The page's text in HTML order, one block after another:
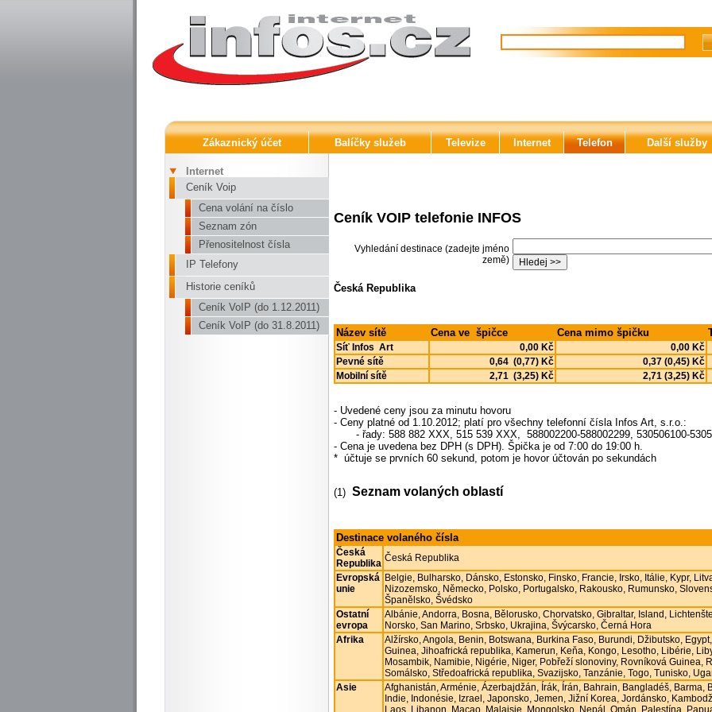
Zákaznický účet Balíčky služeb Televize Internet Telefon Další služby
Internet
Ceník Voip
Cena volání na číslo
Seznam zón
Přenositelnost čísla
IP Telefony
Historie ceníků
Ceník VoIP (do 1.12.2011)
Ceník VoIP (do 31.8.2011)
Ceník VOIP telefonie INFOS
Vyhledání destinace (zadejte jméno
země)
Česká Republika
Název sítě Cena ve špičce Cena mimo špičku
Síť Infos Art 0,00 Kč
0,00 Kč
Pevné sítě
0,64 (0,77) Kč
0,37 (0,45) Kč
Mobilní sítě
2,71 (3,25) Kč 2,71 (3,25) Kč
- Uvedené ceny jsou za minutu hovoru
- Ceny platné od 1.10.2012; platí pro všechny telefonní čísla Infos Art, s.r.o.:
- řady: 588 882 XXX, 515 539 XXX, 588002200-588002299, 530506100-
- Cena je uvedena bez DPH (s DPH). Špička je od 7:00 do 19:00 h.
* účtuje se prvních 60 sekund, potom je hovor účtován po sekundách
(1) Seznam volaných oblastí
Destinace volaného čísla
Česká
Republika Česká Republika
Evropská
unie
Belgie, Bulharsko, Dánsko, Estonsko, Finsko, Francie, Irsko, Itálie, Kypr,
Nizozemsko, Německo, Polsko, Portugalsko, Rakousko, Rumunsko,
Španělsko, Švédsko
Ostatní
evropa
Albánie,Andorra, Bosna, Bělorusko, Chorvatsko, Gibraltar, Island ,
Norsko, San Marino, Srbsko, Ukrajina, Švýcarsko, Černá Hora
Afrika
Alžírsko,Angola, Benin, Botswana, Burkina Faso, Burundi, Džibutsko, Egypt
Guinea, Jihoafrická republika, Kamerun, Keňa, Kongo, Lesotho, Libérie,
Mosambik, Namibie, Nigérie, Niger, Pobřeží slonoviny, Rovníková Guinea,
Somálsko, Středoafrická republika, Svazijsko, Tanzánie, Togo, Tunisko,
Asie
Afghanistán,Arménie, Ázerbajdžán, Írák, Írán, Bahrain, Bangladéš, Barma,
Indie, Indonésie, Izrael , Japonsko, Jemen, Jižní Korea, Jordánsko,
Laos
Libanon Macao Malajsie Mongolsko Nepál Omán Palestína